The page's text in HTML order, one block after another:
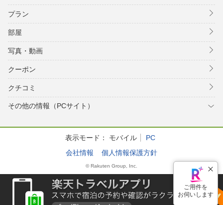
プラン
部屋
写真・動画
クーポン
クチコミ
その他の情報（PCサイト）
表示モード： モバイル
PC
会社情報
個人情報保護方針
© Rakuten Group, Inc.
ご用件を
お伺いします